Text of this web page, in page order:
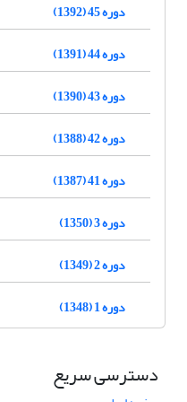
دوره 45 (1392)
دوره 44 (1391)
دوره 43 (1390)
دوره 42 (1388)
دوره 41 (1387)
دوره 3 (1350)
دوره 2 (1349)
دوره 1 (1348)
دسترسی سریع